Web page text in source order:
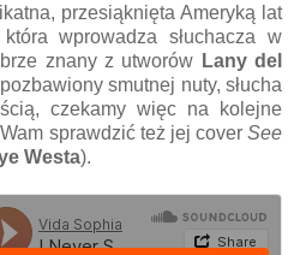
przesiąknięta Ameryką lat
wprowadza słuchacza w
znany z utworów Lany del
smutnej nuty, słucha
czekamy więc na kolejne
sprawdzić też jej cover See
Westa).